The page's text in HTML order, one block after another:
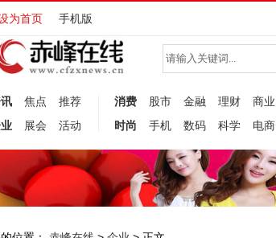
为首页 手机版
焦点
推荐
展会 活动
消费 股市 金融 理财
商业
时尚
手机 数码 科学 电商